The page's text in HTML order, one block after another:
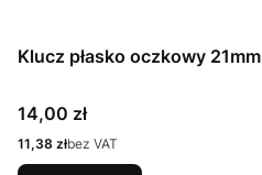
Klucz płasko oczkowy 21mm
Cena
14,00 zł
Cena
11,38 złbez VAT